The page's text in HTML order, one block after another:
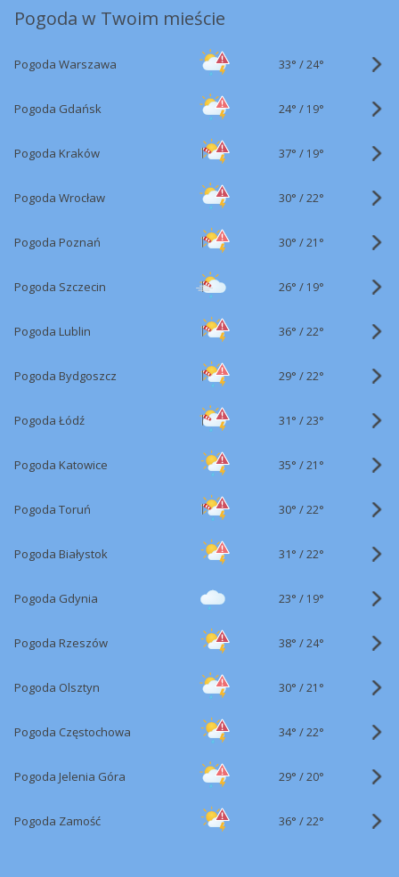
Pogoda w Twoim mieście
Pogoda Warszawa 33° /24°
Pogoda Gdańsk 24° / 19°
Pogoda Kraków 37° / 19°
Pogoda Wrocław 30° /22°
Pogoda Poznań 30° /21°
Pogoda Szczecin 26° / 19°
Pogoda Lublin 36° /22°
Pogoda Bydgoszcz 29° /22°
Pogoda Łódź 31° /23°
Pogoda Katowice 35° /21°
Pogoda Toruń 30° /22°
Pogoda Białystok 31° /22°
Pogoda Gdynia 23° / 19°
Pogoda Rzeszów 38° /24°
Pogoda Olsztyn 30° /21°
Pogoda Częstochowa 34° /22°
Pogoda Jelenia Góra 29° /20°
Pogoda Zamość 36° /22°